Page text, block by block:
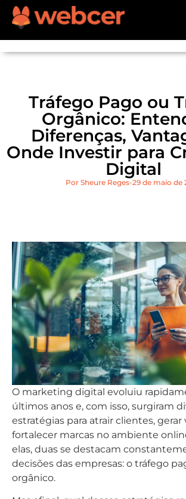
Tráfego Pago ou
Orgânico:
Diferenças,
Onde Investir para
Digital
Por Sheure Reges 29 de maio de
O marketing digital evoluiu
últimos anos e, com isso, surgiram
estratégias para atrair clientes, gerar
fortalecer marcas no ambiente
elas, duas se destacam
decisões das empresas: o tráfego
orgânico.